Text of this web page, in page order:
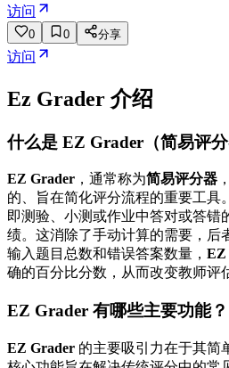
访问
0 0 分享
访问
Ez Grader 介绍
什么是 EZ Grader（简易评分
EZ Grader ，通常称为简易评分器
的、旨在简化评分流程的重要工
即测验、小测或作业中答对或答
绩。这消除了手动计算的需要，后
输入题目总数和错误答案数量， EZ
确的百分比分数，从而改变教师评
EZ Grader 有哪些主要功能？
EZ Grader 的主要吸引力在于其简